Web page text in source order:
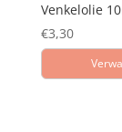
Venkelolie
€3,30